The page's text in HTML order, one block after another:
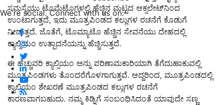
We're social. Connect with us on:
ಸಮಸ್ಯೆಯು ಟೊಮೆಟೊಗಳಲ್ಲಿ ಹೆಚ್ಚಿನ ಮಟ್ಟದ ಆಕ್ಸಲೇಟ್‌ನಿಂದ
ಉಂಟಾಗುತ್ತದೆ, ಇದು ಮೂತ್ರಪಿಂಡದ ಕಲ್ಲುಗಳ ರಚನೆಗೆ ಕೊಡುಗೆ
ನೀಡುತ್ತದೆ. ಜೊತೆಗೆ, ಟೊಮ್ಯಾಟೊ ಹೆಚ್ಚಿನ ಸೇವನೆಯು ದೇಹದಲ್ಲಿ
ಕ್ಯಾಲ್ಸಿಯಂ ಉತ್ಪಾದನೆಯನ್ನು ಹೆಚ್ಚಿಸುತ್ತದೆ.
ಈ ಹೆಚ್ಚುವರಿ ಕ್ಯಾಲ್ಸಿಯಂ ಅನ್ನು ಪರಿಣಾಮಕಾರಿಯಾಗಿ ತೆಗೆದುಹಾಕುವಲ್ಲಿ
ಮೂತ್ರಪಿಂಡಗಳು ತೊಂದರೆಗೊಳಗಾಗುತ್ತವೆ. ಆದ್ದರಿಂದ, ಮೂತ್ರಪಿಂಡದಲ್ಲಿ
ಕ್ಯಾಲ್ಸಿಯಂ ಶೇಖರಣೆ ಮೂತ್ರಪಿಂಡದ ಕಲ್ಲುಗಳ ರಚನೆಗೆ
ಕಾರಣವಾಗಬಹುದು. ನಮ್ಮ ಕಿಡ್ನಿಗೆ ಸಂಬಂಧಿಸಿದಂತೆ ಯಾವುದೇ ಸಣ್ಣ